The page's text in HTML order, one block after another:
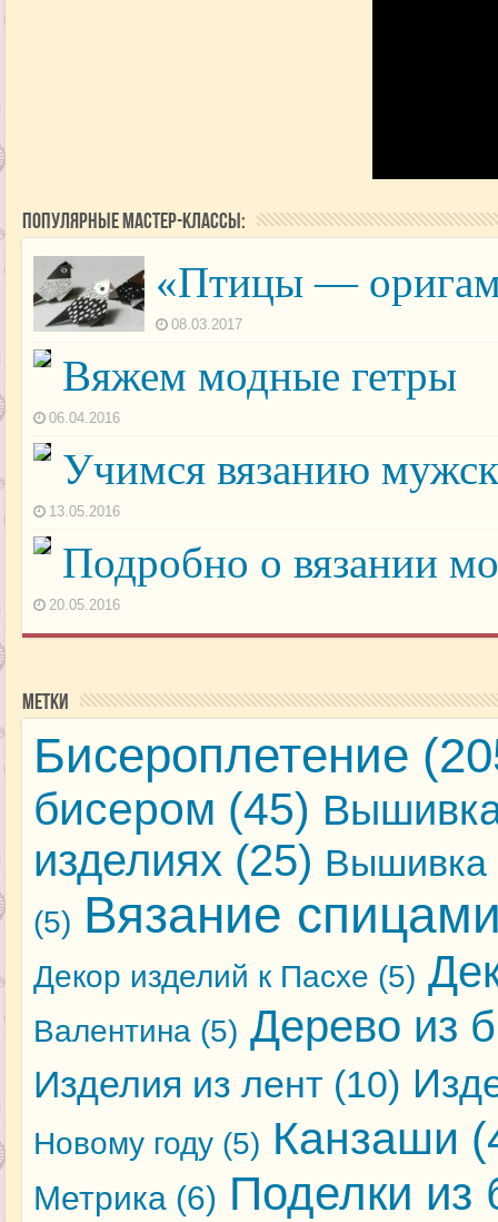
Популярные мастер-классы:
«Птицы —
08.03.2017
Вяжем модные гетры
06.04.2016
Учимся вязанию
13.05.2016
Подробно о вязании
20.05.2016
Метки
Бисероплетение
бисером (45)
изделиях (25) Вышивка
(5) Вязание
Декор изделий к Пасхе (5)
Валентина(5) Дерево из
Изделия из лент (10)
Новому году(5) Канзаши
Метрика(6) Поделки из